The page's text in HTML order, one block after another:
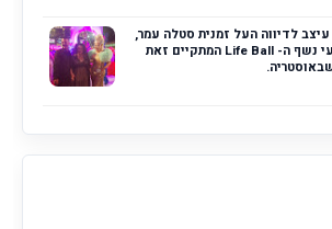
לדיווה העל זמנית סטלה עמר,
שמלה ייחודית לאירועי נשף ה- Life Ball המתקיים זאת